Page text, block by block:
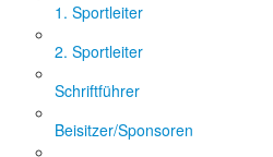
1. Sportleiter
2. Sportleiter
Schriftführer
Beisitzer/Sponsoren